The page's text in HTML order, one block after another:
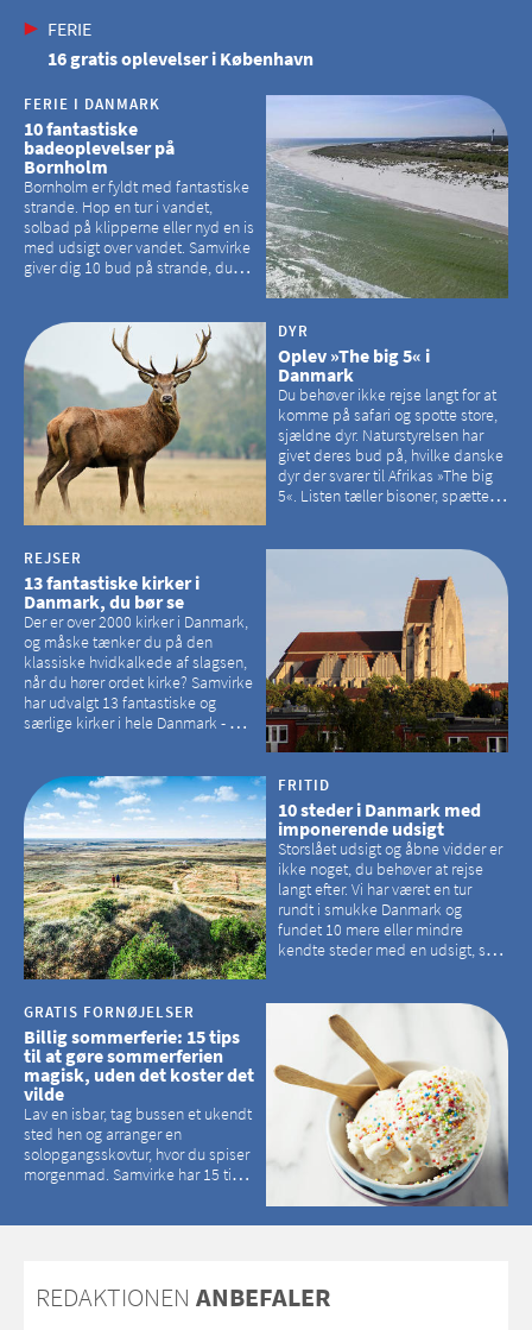
FERIE
16 gratis oplevelser i København
FERIE I DANMARK
10 fantastiske
badeoplevelser på
Bornholm
Bornholm er fyldt med fantastiske
strande. Hop en tur i vandet,
solbad på klipperne eller nyd en is
med udsigt over vandet. Samvirke
giver dig 10 bud på strande, du
DYR
Oplev »The big 5« i
Danmark
Du behøver ikke rejse langt for at
komme på safari og spotte store,
sjældne dyr. Naturstyrelsen har
givet deres bud på, hvilke danske
dyr der svarer til Afrikas »The big
5«. Listen tæller bisoner, spættede
REJSER
13 fantastiske kirker i
Danmark, du bør se
Der er over 2000 kirker i Danmark,
og måske tænker du på den
klassiske hvidkalkede af slagsen,
når du hører ordet kirke? Samvirke
har udvalgt 13 fantastiske og
særlige kirker i hele Danmark - og
hvilke kirker, der er en omvej værd
FRITID
10 steder i Danmark med
imponerende udsigt
Storslået udsigt og åbne vidder er
ikke noget, du behøver at rejse
langt efter. Vi har været en tur
rundt i smukke Danmark og
fundet 10 mere eller mindre
kendte steder med en udsigt, som
GRATIS FORNØJELSER
Billig sommerferie: 15 tips
til at gøre sommerferien
magisk, uden det koster det
vilde
Lav en isbar, tag bussen et ukendt
sted hen og arranger en
solopgangsskovtur, hvor du spiser
morgenmad. Samvirke har 15 tips
REDAKTIONEN ANBEFALER